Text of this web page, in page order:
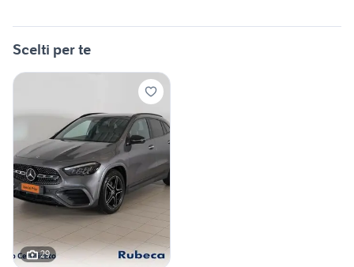
Scelti per te
29